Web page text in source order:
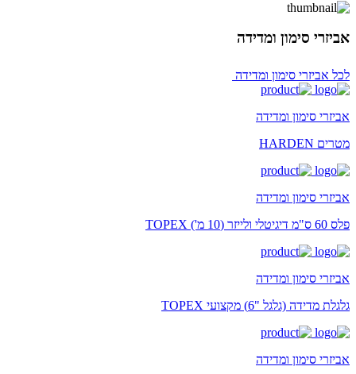
אביזרי סימון ומדידה
לכל אביזרי סימון ומדידה
אביזרי סימון ומדידה
מטרים HARDEN
אביזרי סימון ומדידה
פלס 60 ס"מ דיגיטלי ולייזר (10 מ') TOPEX
אביזרי סימון ומדידה
גלגלת מדידה (גלגל "6) מקצועי TOPEX
אביזרי סימון ומדידה